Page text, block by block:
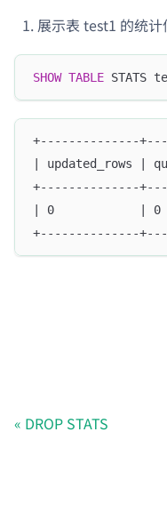
展示表 test1 的统
SHOW TABLE STATS
+--------------
| updated_rows
+--------------
| 0            | 0
+--------------
DROP STATS